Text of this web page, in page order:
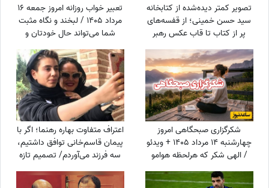
تصویر کمتر دیده‌شده از کتابخانه
سید حسن خمینی؛ از قفسه‌های
پر از کتاب تا قاب عکس رهبر
تعبیر خواب روزانه امروز جمعه 16
مرداد 1405 / لبخند و نگاه مثبت
شما می‌تواند حال خودتان و
شکرگزاری صبحگاهی امروز
چهارشنبه 14 مرداد 1405 + ویدئو
/ الهی شکر که هرلحظه هوامو
خودمو فراموش کرده بودم
اعتراف متفاوت بهاره رهنما؛ اگر با
پیمان قاسم‌خانی توافق داشتیم،
سه فرزند می‌آوردم/ تصمیم تازه